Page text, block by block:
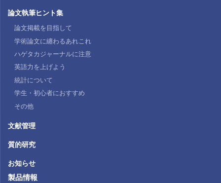
論文執筆ヒント集
論文掲載を目指して
学術論文に纏わるあれこれ
ハゲタカジャーナルに注意
英語力を上げよう
統計について
学生・初心者におすすめ
その他
文献管理
質的研究
お知らせ
製品情報